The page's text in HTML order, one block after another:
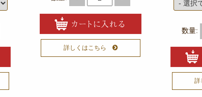
詳しくはこちら
数量:
詳